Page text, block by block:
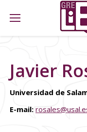
Javier
Universidad de
E-mail: